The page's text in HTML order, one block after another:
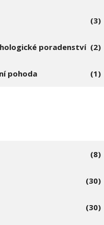
(3)
poradenství (2)
pohoda (1)
(8)
(30)
(30)